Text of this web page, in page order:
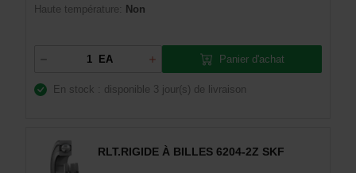
Haute température:
Non
EA Panier d'achat
En stock : disponible 3 jour(s) de livraison
RLT.RIGIDE À BILLES 6204-2Z SKF